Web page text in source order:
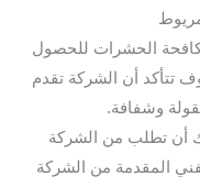
الحشرات للحصول
تتأكد أن الشركة تقدم
وشفافة.
أن تطلب من الشركة
المقدمة من الشركة